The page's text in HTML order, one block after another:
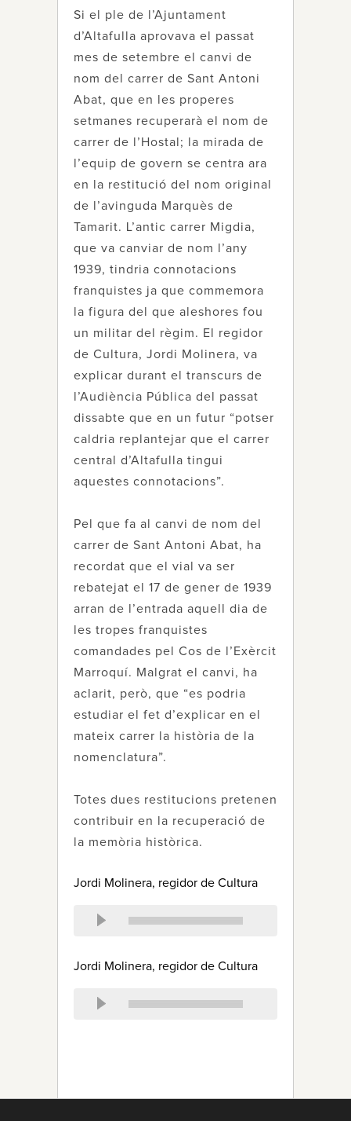
Si el ple de l’Ajuntament
d’Altafulla aprovava el passat
mes de setembre el canvi de
nom del carrer de Sant Antoni
Abat, que en les properes
setmanes recuperarà el nom de
carrer de l’Hostal; la mirada de
l’equip de govern se centra ara
en la restitució del nom original
de l’avinguda Marquès de
Tamarit. L’antic carrer Migdia,
que va canviar de nom l’any
1939, tindria connotacions
franquistes ja que commemora
la figura del que aleshores fou
un militar del règim. El regidor
de Cultura, Jordi Molinera, va
explicar durant el transcurs de
l’Audiència Pública del passat
dissabte que en un futur “potser
caldria replantejar que el carrer
central d’Altafulla tingui
aquestes connotacions”.
Pel que fa al canvi de nom del
carrer de Sant Antoni Abat, ha
recordat que el vial va ser
rebatejat el 17 de gener de 1939
arran de l’entrada aquell dia de
les tropes franquistes
comandades pel Cos de l’Exèrcit
Marroquí. Malgrat el canvi, ha
aclarit, però, que “es podria
estudiar el fet d’explicar en el
mateix carrer la història de la
nomenclatura”.
Totes dues restitucions pretenen
contribuir en la recuperació de
la memòria històrica.
Jordi Molinera, regidor de Cultura
Jordi Molinera, regidor de Cultura